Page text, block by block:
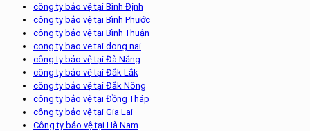
công ty bảo vệ tại Bình Định
công ty bảo vệ tại Bình Phước
công ty bảo vệ tại Bình Thuận
cong ty bao ve tai dong nai
công ty bảo vệ tại Đà Nẵng
công ty bảo vệ tại Đắk Lắk
công ty bảo vệ tại Đắk Nông
công ty bảo vệ tại Đồng Tháp
công ty bảo vệ tại Gia Lai
Công ty bảo vệ tại Hà Nam